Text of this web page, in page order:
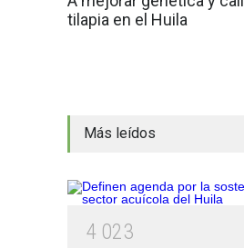
tilapia en el Huila
Más leídos
4 023